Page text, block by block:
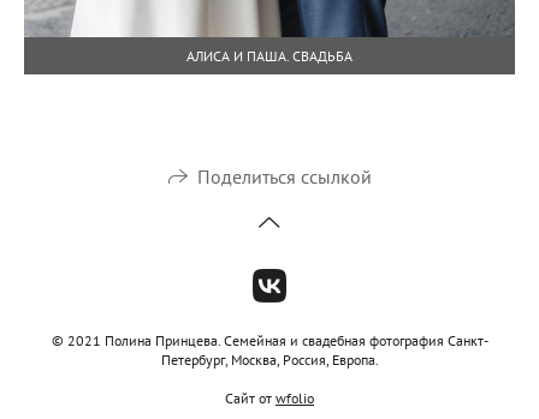
АЛИСА И ПАША. СВАДЬБА
Поделиться ссылкой
© 2021 Полина Принцева. Семейная и свадебная фотография Санкт-
Петербург, Москва, Россия, Европа.
Сайт от wfolio